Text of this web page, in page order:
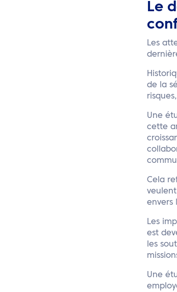
Le
Les
de la
Une
cette
Cela
envers
Les
est
les
Une